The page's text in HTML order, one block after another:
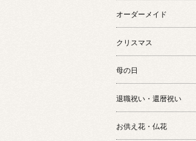
オーダーメイド
クリスマス
母の日
退職祝い・還暦祝い
お供え花・仏花